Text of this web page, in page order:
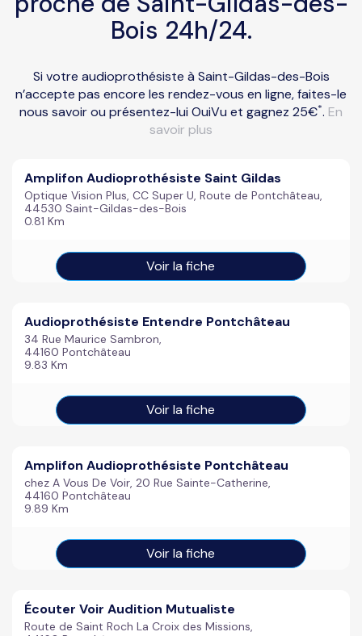
Bois 24h/24.
Si votre audioprothésiste à Saint-Gildas-des-Bois
n’accepte pas encore les rendez-vous en ligne, faites-le
nous savoir ou présentez-lui OuiVu et gagnez 25€*. En
savoir plus
Amplifon Audioprothésiste Saint Gildas
Optique Vision Plus, CC Super U, Route de Pontchâteau,
44530 Saint-Gildas-des-Bois
0.81 Km
Voir la fiche
Audioprothésiste Entendre Pontchâteau
34 Rue Maurice Sambron,
44160 Pontchâteau
9.83 Km
Voir la fiche
Amplifon Audioprothésiste Pontchâteau
chez A Vous De Voir, 20 Rue Sainte-Catherine,
44160 Pontchâteau
9.89 Km
Voir la fiche
Écouter Voir Audition Mutualiste
Route de Saint Roch La Croix des Missions,